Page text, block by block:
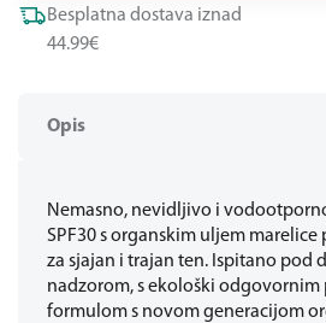
Opis
Nemasno, nevidljivo i
SPF30 s organskim uljem marelice
za sjajan i trajan ten. Ispitano pod
nadzorom, s ekološki odgovornim
formulom s novom generacijom
Besplatna dostava iznad
44.99€